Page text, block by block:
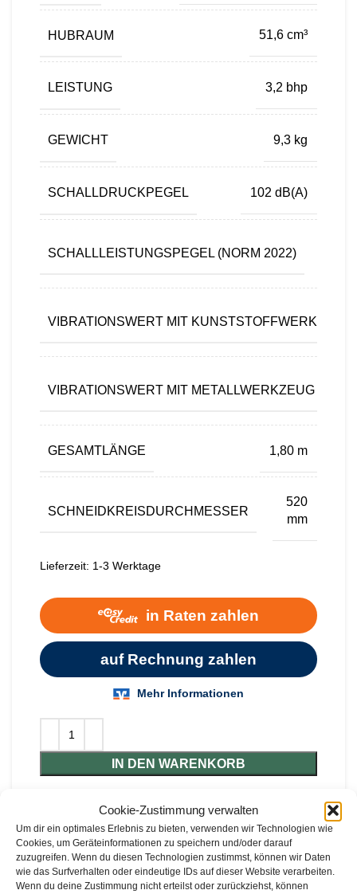
Cookie-Zustimmung verwalten
Um dir ein optimales Erlebnis zu bieten, verwenden wir Technologien wie
Cookies, um Geräteinformationen zu speichern und/oder darauf
zuzugreifen. Wenn du diesen Technologien zustimmst, können wir Daten
wie das Surfverhalten oder eindeutige IDs auf dieser Website verarbeiten.
Wenn du deine Zustimmung nicht erteilst oder zurückziehst, können
HUBRAUM 51,6 cm³
LEISTUNG 3,2 bhp
GEWICHT 9,3 kg
SCHALLDRUCKPEGEL 102 dB(A)
SCHALLLEISTUNGSPEGEL (NORM 2022)
VIBRATIONSWERT MIT
VIBRATIONSWERT MIT METALLWERKZEUG
GESAMTLÄNGE 1,80 m
SCHNEIDKREISDURCHMESSER
520
mm
Lieferzeit: 1-3 Werktage
IN DEN WARENKORB
Zur Wunschliste hinzufügen.
20 weitere Personen schauen sich